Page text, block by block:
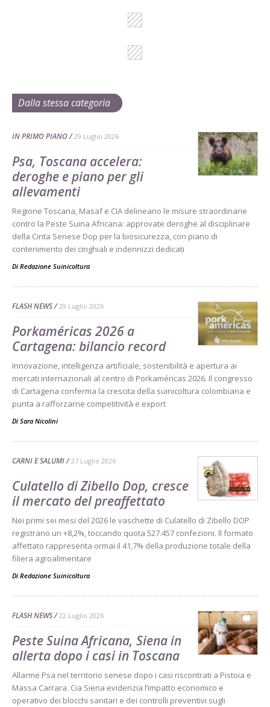
Dalla stessa categoria
IN PRIMO PIANO 29 Luglio 2026
Psa, Toscana accelera:
deroghe e piano per gli
allevamenti
Regione Toscana, Masaf e CIA delineano le misure straordinarie
contro la Peste Suina Africana: approvate deroghe al disciplinare
della Cinta Senese Dop per la biosicurezza, con piano di
contenimento dei cinghiali e indennizzi dedicati
Di Redazione Suinicoltura -
FLASH NEWS 29 Luglio 2026
Porkaméricas 2026 a
Cartagena: bilancio record
Innovazione, intelligenza artificiale, sostenibilità e apertura ai
mercati internazionali al centro di Porkaméricas 2026. Il congresso
di Cartagena conferma la crescita della suinicoltura colombiana e
punta a rafforzarne competitività e export
Di Sara Nicolini -
CARNI E SALUMI 27 Luglio 2026
Culatello di Zibello Dop, cresce
il mercato del preaffettato
Nei primi sei mesi del 2026 le vaschette di Culatello di Zibello DOP
registrano un +8,2%, toccando quota 527.457 confezioni. Il formato
affettato rappresenta ormai il 41,7% della produzione totale della
filiera agroalimentare
Di Redazione Suinicoltura -
FLASH NEWS 22 Luglio 2026
Peste Suina Africana, Siena in
allerta dopo i casi in Toscana
Allarme Psa nel territorio senese dopo i casi riscontrati a Pistoia e
Massa Carrara. Cia Siena evidenzia l’impatto economico e
operativo dei blocchi sanitari e dei controlli preventivi sugli